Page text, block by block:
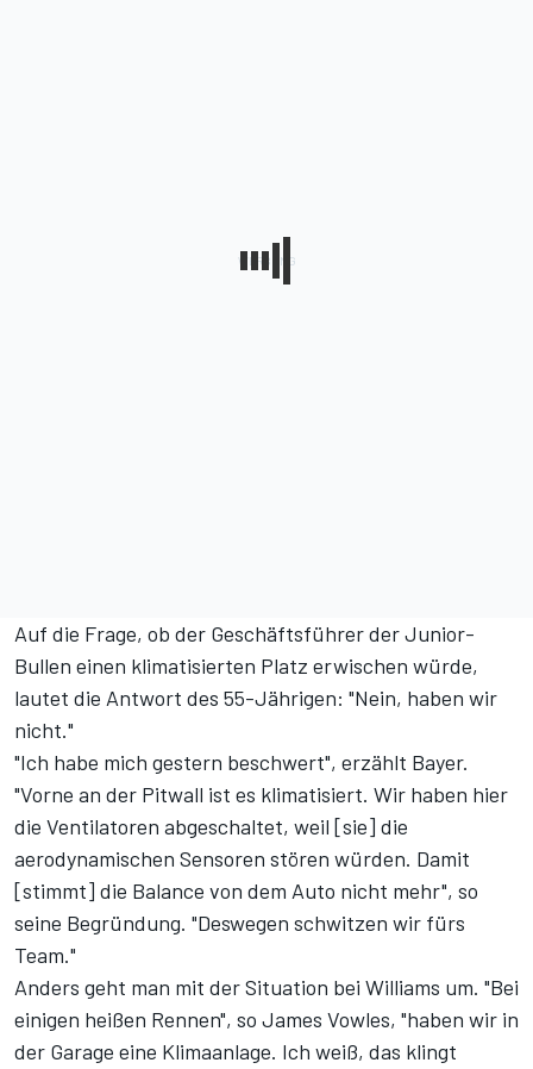
Auf die Frage, ob der Geschäftsführer der Junior-
Bullen einen klimatisierten Platz erwischen würde,
lautet die Antwort des 55-Jährigen: "Nein, haben wir
nicht."
"Ich habe mich gestern beschwert", erzählt Bayer.
"Vorne an der Pitwall ist es klimatisiert. Wir haben hier
die Ventilatoren abgeschaltet, weil [sie] die
aerodynamischen Sensoren stören würden. Damit
[stimmt] die Balance von dem Auto nicht mehr", so
seine Begründung. "Deswegen schwitzen wir fürs
Team."
Anders geht man mit der Situation bei Williams um. "Bei
einigen heißen Rennen", so James Vowles, "haben wir in
der Garage eine Klimaanlage. Ich weiß, das klingt